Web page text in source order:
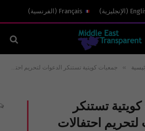
( الإنجليزية)
Français
( الفرنسية)
» جمعيات كويتية تستنكر الدعوات لتحريم احتفالات الميلاد
تستنكر
لتحريم احتفالات